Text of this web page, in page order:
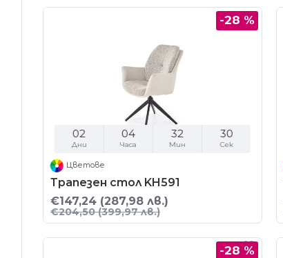
-28 %
02
Дни
04
Часа
32
Мин
29
Сек
Цветове
Трапезен стол KH591
€147,24 (287,98 лв.)
€204,50(399,97 лв.)
-28 %